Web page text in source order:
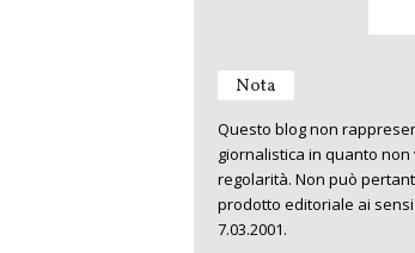
Nota
Questo blog non
giornalistica in quanto
regolarità. Non può
prodotto editoriale ai sensi
7.03.2001.